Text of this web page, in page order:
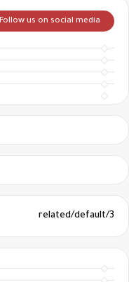
Follow us on social media
3/related/default